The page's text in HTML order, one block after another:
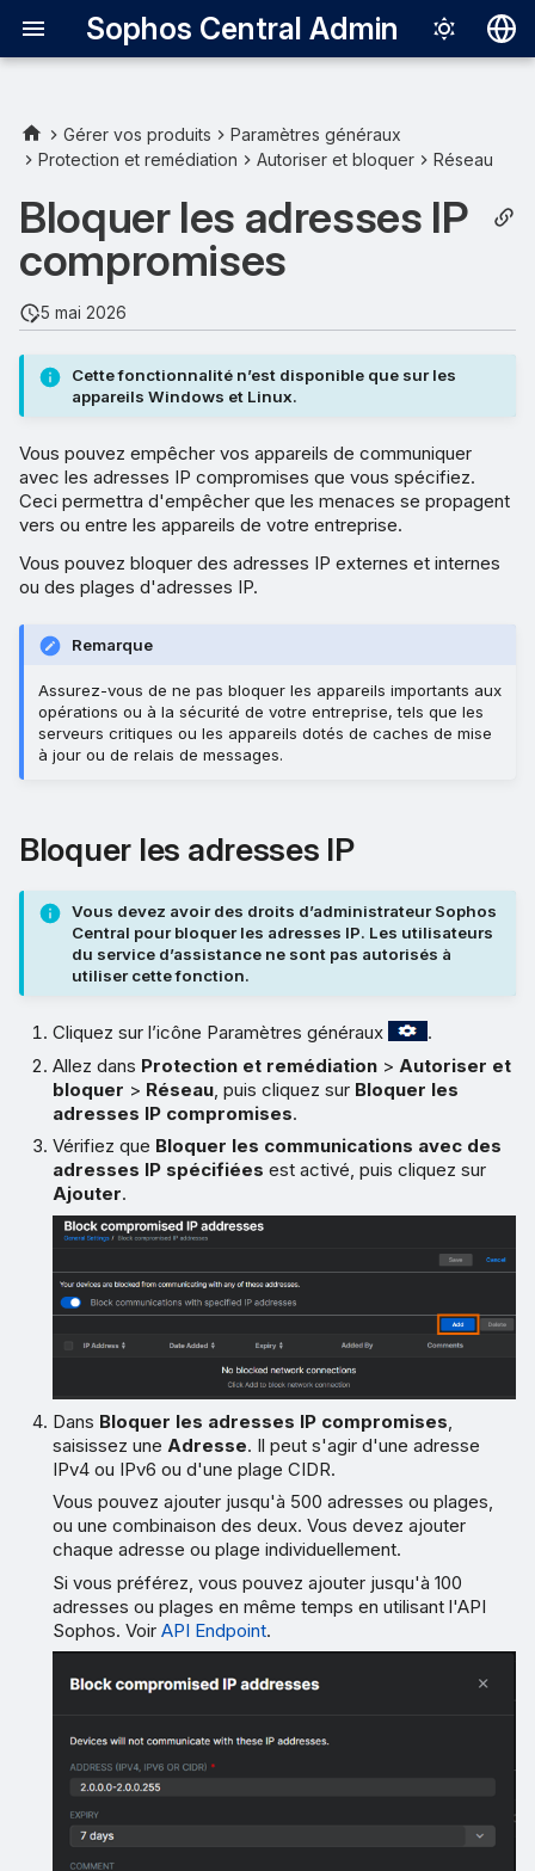
Sophos Central Admin
Español
Français
Português
Bloquer les adresses IP
Débloquer les adresses IP
Gérer vos produits
Paramètres généraux
Protection et remédiation
Autoriser et bloquer Réseau
Bloquer les adresses IP
compromises
5 mai 2026
Cette fonctionnalité n’est disponible que sur les
appareils Windows et Linux.
Vous pouvez empêcher vos appareils de communiquer
avec les adresses IP compromises que vous spécifiez.
Ceci permettra d'empêcher que les menaces se propagent
vers ou entre les appareils de votre entreprise.
Vous pouvez bloquer des adresses IP externes et internes
ou des plages d'adresses IP.
Remarque
Assurez-vous de ne pas bloquer les appareils importants aux
opérations ou à la sécurité de votre entreprise, tels que les
serveurs critiques ou les appareils dotés de caches de mise
à jour ou de relais de messages.
Bloquer les adresses IP
Vous devez avoir des droits d’administrateur Sophos
Central pour bloquer les adresses IP. Les utilisateurs
du service d’assistance ne sont pas autorisés à
utiliser cette fonction.
Cliquez sur l’icône Paramètres généraux
.
Allez dans Protection et remédiation > Autoriser et
bloquer > Réseau , puis cliquez sur Bloquer les
adresses IP compromises.
Vérifiez que Bloquer les communications avec des
adresses IP spécifiées est activé, puis cliquez sur
Ajouter.
Dans Bloquer les adresses IP compromises
saisissez une Adresse. Il peut s'agir d'une adresse
IPv4 ou IPv6 ou d'une plage CIDR.
Vous pouvez ajouter jusqu'à 500 adresses ou plages,
ou une combinaison des deux. Vous devez ajouter
chaque adresse ou plage individuellement.
Si vous préférez, vous pouvez ajouter jusqu'à 100
adresses ou plages en même temps en utilisant l'API
Sophos. VoirAPI Endpoint.